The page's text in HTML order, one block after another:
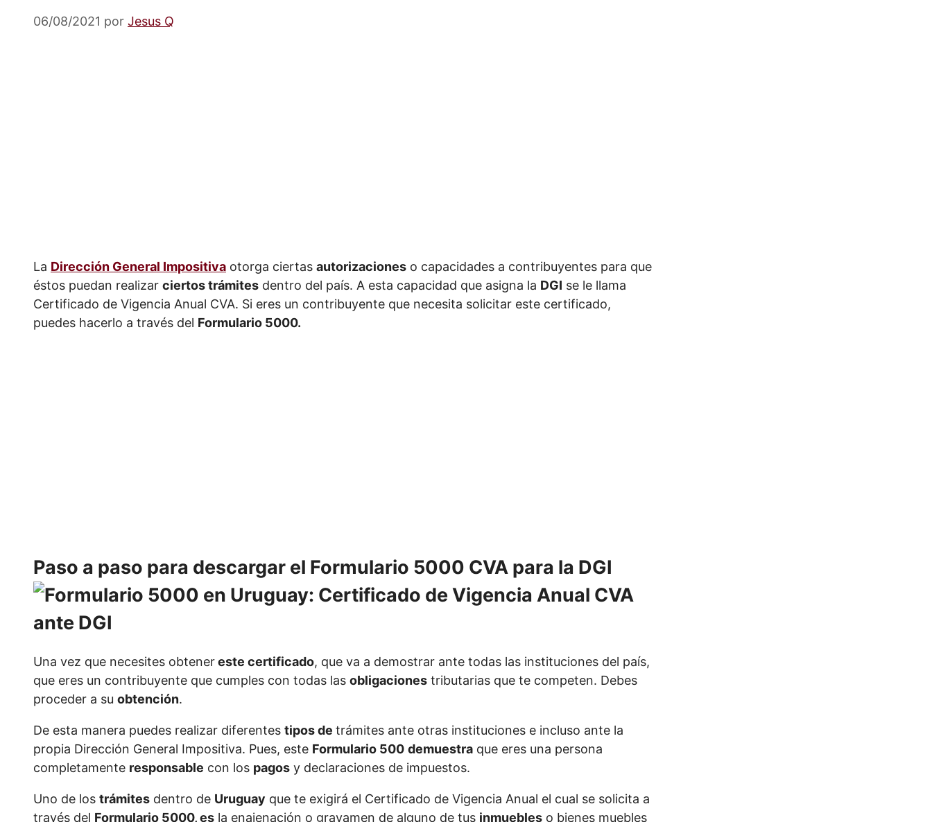
06/08/2021 por Jesus Q
La Dirección General Impositiva otorga ciertas autorizaciones o capacidades a contribuyentes para que
éstos puedan realizar ciertos trámites dentro del país. A esta capacidad que asigna la DGI se le llama
Certificado de Vigencia Anual CVA. Si eres un contribuyente que necesita solicitar este certificado,
puedes hacerlo a través del Formulario 5000.
Paso a paso para descargar el Formulario 5000 CVA para la DGI
Una vez que necesites obtenereste certificado, que va a demostrar ante todas las instituciones del país,
que eres un contribuyente que cumples con todas las obligaciones tributarias que te competen. Debes
proceder a su obtención.
De esta manera puedes realizar diferentes tipos de trámites ante otras instituciones e incluso ante la
propia Dirección General Impositiva. Pues, este Formulario 500 demuestra que eres una persona
completamente responsable con los pagos y declaraciones de impuestos.
Uno de los trámites dentro de Uruguay que te exigirá el Certificado de Vigencia Anual el cual se solicita a
través del Formulario 5000, es la enajenación o gravamen de alguno de tus inmuebles o bienes muebles